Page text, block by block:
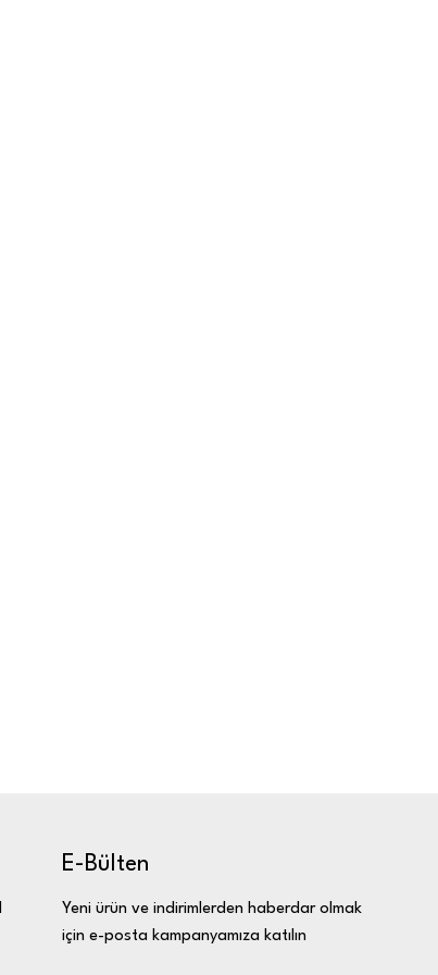
E-Bülten
Yeni ürün ve indirimlerden haberdar olmak
için e-posta kampanyamıza katılın